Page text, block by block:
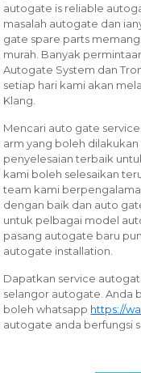
autogate is reliable
masalah autogate dan
gate spare parts
murah. Banyak
Autogate System dan
setiap hari kami akan
Klang.
Mencari auto gate
arm yang boleh
penyelesaian terbaik
kami boleh selesaikan
team kami
dengan baik dan auto
untuk pelbagai model
pasang autogate baru
autogate installation.
Dapatkan service
selangor autogate. Anda
boleh whatsapp https://
autogate anda berfungsi